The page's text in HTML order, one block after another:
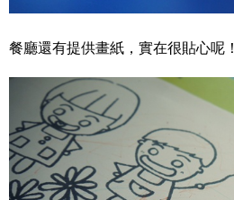
餐廳還有提供畫紙，實在很貼心呢！